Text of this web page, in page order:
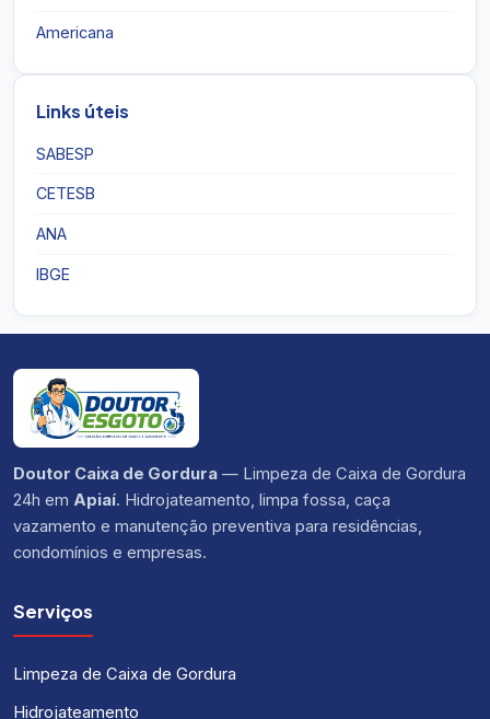
Americana
Links úteis
SABESP
CETESB
ANA
IBGE
Doutor Caixa de Gordura — Limpeza de Caixa de Gordura
24h em Apiaí. Hidrojateamento, limpa fossa, caça
vazamento e manutenção preventiva para residências,
condomínios e empresas.
Serviços
Limpeza de Caixa de Gordura
Hidrojateamento